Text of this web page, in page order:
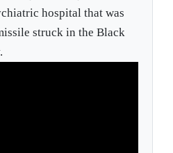
hospital that was
struck in the Black